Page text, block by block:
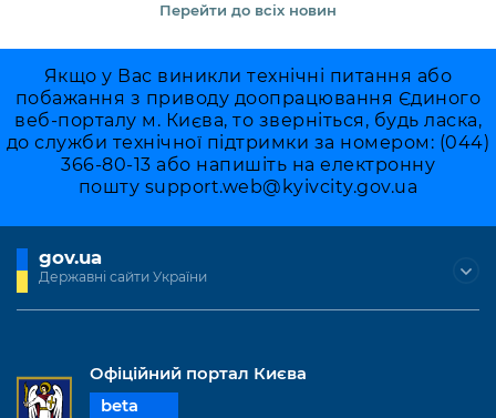
Перейти до всіх новин
Якщо у Вас виникли технічні питання або
побажання з приводу доопрацювання Єдиного
веб-порталу м. Києва, то зверніться, будь ласка,
до служби технічної підтримки за номером: (044)
366-80-13 або напишіть на електронну
пошту support.web@kyivcity.gov.ua
gov.ua
Державні сайти України
Офіційний портал Києва
beta